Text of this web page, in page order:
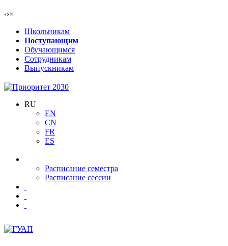
‹›×
Школьникам
Поступающим
Обучающимся
Сотрудникам
Выпускникам
RU
EN
CN
FR
ES
Расписание семестра
Расписание сессии